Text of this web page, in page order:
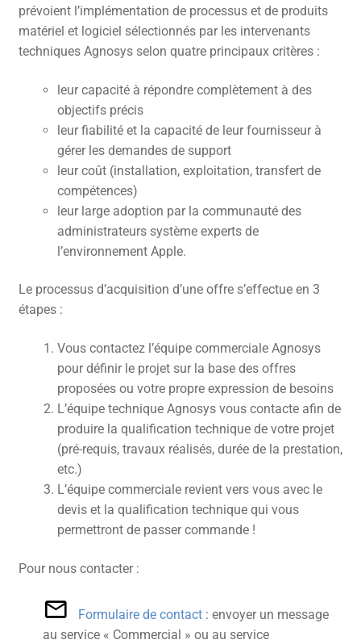
BOUTIQUE
CONTACT
FACEBOOK
YOUTUBE
MON COMPTE
PANIER
prévoient l’implémentation de processus et de produits
matériel et logiciel sélectionnés par les intervenants
techniques Agnosys selon quatre principaux critères :
leur capacité à répondre complètement à des
objectifs précis
leur fiabilité et la capacité de leur fournisseur à
gérer les demandes de support
leur coût (installation, exploitation, transfert de
compétences)
leur large adoption par la communauté des
administrateurs système experts de
l’environnement Apple.
Le processus d’acquisition d’une offre s’effectue en 3
étapes :
Vous contactez l’équipe commerciale Agnosys
pour définir le projet sur la base des offres
proposées ou votre propre expression de besoins
L’équipe technique Agnosys vous contacte afin de
produire la qualification technique de votre projet
(pré-requis, travaux réalisés, durée de la prestation,
etc.)
L’équipe commerciale revient vers vous avec le
devis et la qualification technique qui vous
permettront de passer commande !
Pour nous contacter :
Formulaire de contact: envoyer un message
au service « Commercial » ou au service